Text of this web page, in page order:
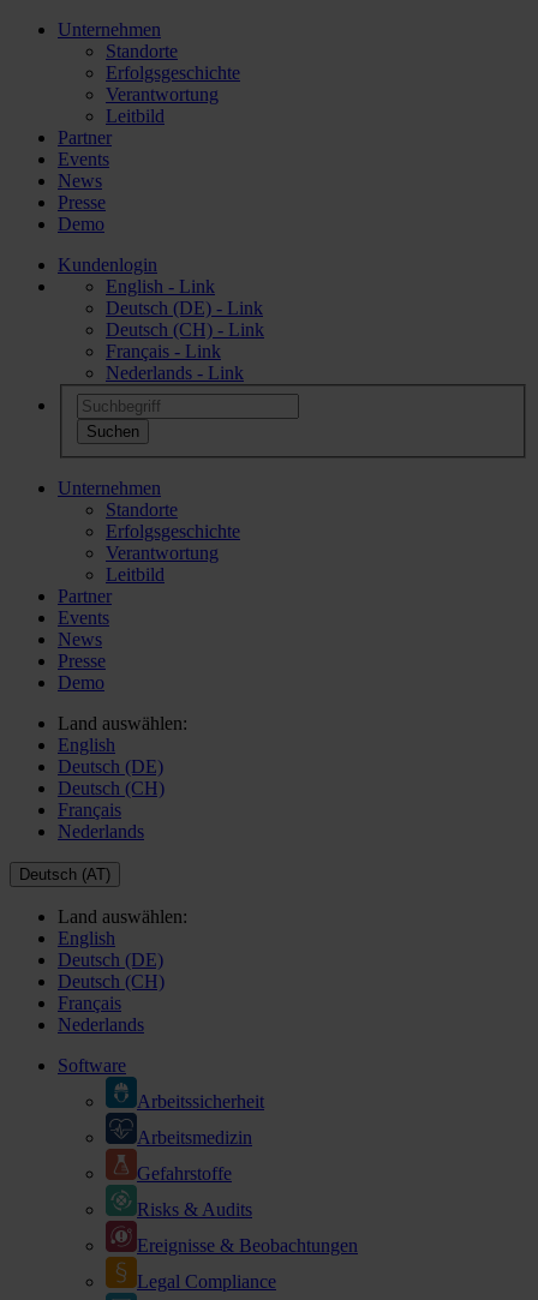
Unternehmen
Standorte
Erfolgsgeschichte
Verantwortung
Leitbild
Partner
Events
News
Presse
Demo
Kundenlogin
English - Link
Deutsch (DE) - Link
Deutsch (CH) - Link
Français - Link
Nederlands - Link
Unternehmen
Standorte
Erfolgsgeschichte
Verantwortung
Leitbild
Partner
Events
News
Presse
Demo
Land auswählen:
English
Deutsch (DE)
Deutsch (CH)
Français
Nederlands
Deutsch (AT)
Land auswählen:
English
Deutsch (DE)
Deutsch (CH)
Français
Nederlands
Software
Arbeitssicherheit
Arbeitsmedizin
Gefahrstoffe
Risks & Audits
Ereignisse & Beobachtungen
Legal Compliance